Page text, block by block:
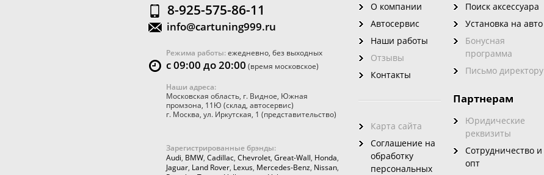
8-925-575-86-11
info@cartuning999.ru
Режима работы:ежедневно, без выходных
с 09:00 до 20:00 (время московское)
Наши адреса:
Московская область, г. Видное, Южная
промзона, 11Ю (склад, автосервис)
г. Москва, ул. Иркутская, 1 (представительство)
Зарегистрированные брэнды:
Audi, BMW, Cadillac, Chevrolet, Great-Wall, Honda,
Jaguar, Land Rover, Lexus, Mercedes-Benz, Nissan,
О компании
Автосервис
Наши работы
Отзывы
Контакты
Карта сайта
Соглашение на
обработку
персональных
Поиск аксессуара
Установка на авто
Бонусная
программа
Письмо директору
Партнерам
Юридические
реквизиты
Сотрудничество и
опт